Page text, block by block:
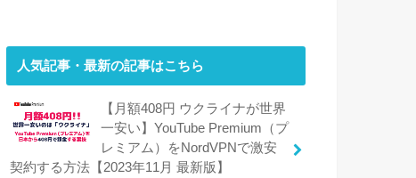
人気記事・最新の記事はこちら
【月額408円 ウクライナが世界
一安い】YouTube Premium（プ
レミアム）をNordVPNで激安
契約する方法【2023年11月 最新版】